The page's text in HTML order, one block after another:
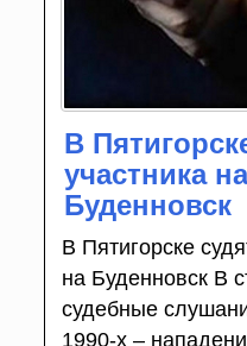
В
участника
Буденновск
В Пятигорске
на Буденновск В
судебные
1990-х –